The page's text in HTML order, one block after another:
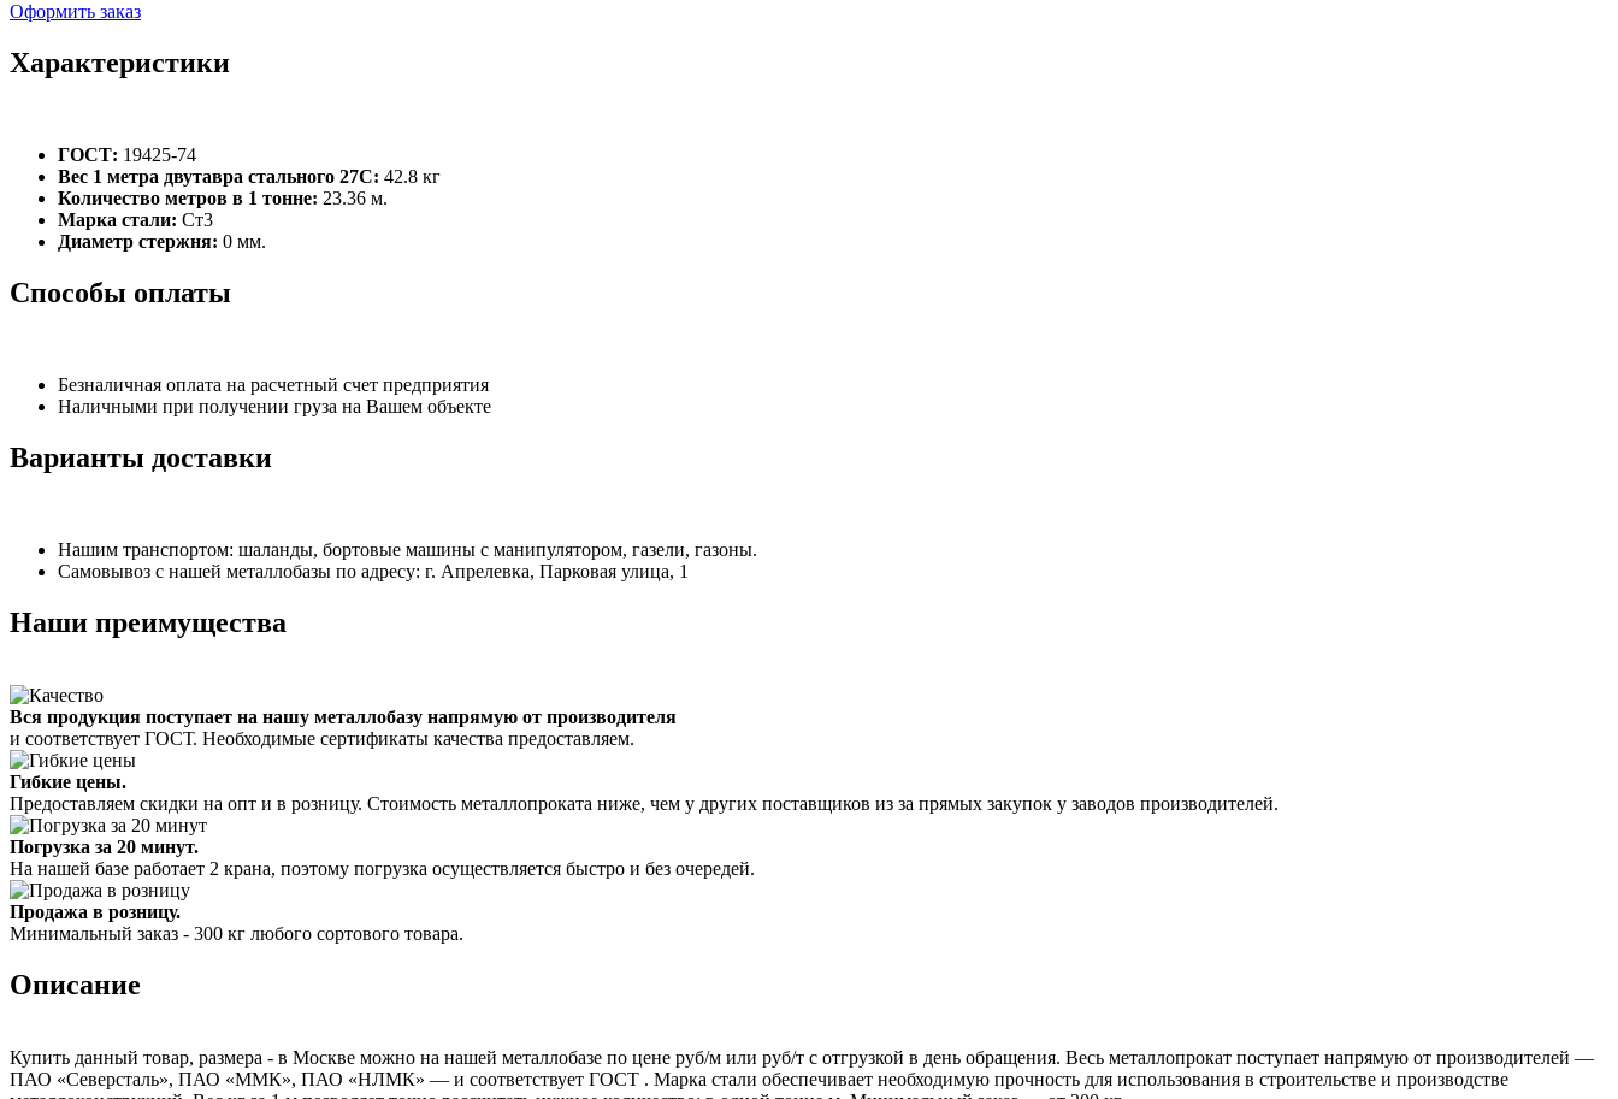
Оформить заказ
Характеристики
ГОСТ: 19425-74
Вес 1 метра двутавра стального 27С: 42.8 кг
Количество метров в 1 тонне: 23.36 м.
Марка стали: Ст3
Диаметр стержня: 0 мм.
Способы оплаты
Безналичная оплата на расчетный счет предприятия
Наличными при получении груза на Вашем объекте
Варианты доставки
Нашим транспортом: шаланды, бортовые машины с манипулятором, газели, газоны.
Самовывоз с нашей металлобазы по адресу: г. Апрелевка, Парковая улица, 1
Наши преимущества
Вся продукция поступает на нашу металлобазу напрямую от производителя
и соответствует ГОСТ. Необходимые сертификаты качества предоставляем.
Гибкие цены.
Предоставляем скидки на опт и в розницу. Стоимость металлопроката ниже, чем у других поставщиков из за прямых закупок у заводов производителей.
Погрузка за 20 минут.
На нашей базе работает 2 крана, поэтому погрузка осуществляется быстро и без очередей.
Продажа в розницу.
Минимальный заказ - 300 кг любого сортового товара.
Описание
Купить данный товар, размера - в Москве можно на нашей металлобазе по цене руб/м или руб/т с отгрузкой в день обращения. Весь металлопрокат поступает напрямую от производителей —
ПАО «Северсталь», ПАО «ММК», ПАО «НЛМК» — и соответствует ГОСТ . Марка стали обеспечивает необходимую прочность для использования в строительстве и производстве